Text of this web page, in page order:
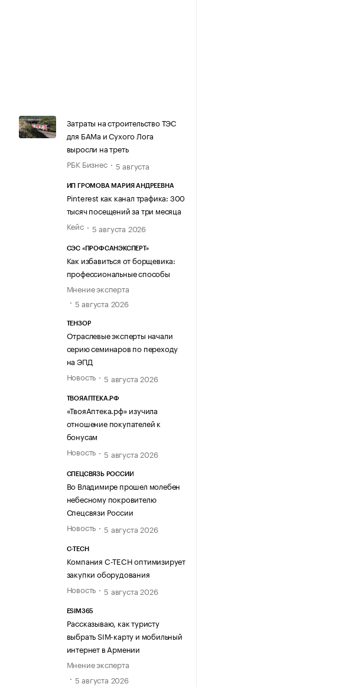
Затраты на строительство ТЭС
для БАМа и Сухого Лога
выросли на треть
РБК Бизнес
5 августа
ИП ГРОМОВА МАРИЯ АНДРЕЕВНА
Pinterest как канал трафика: 300
тысяч посещений за три месяца
Кейс
5 августа 2026
СЭС «ПРОФСАНЭКСПЕРТ»
Как избавиться от борщевика:
профессиональные способы
Мнение эксперта
5 августа 2026
ТЕНЗОР
Отраслевые эксперты начали
серию семинаров по переходу
на ЭПД
Новость
5 августа 2026
ТВОЯАПТЕКА.РФ
«ТвояАптека.рф» изучила
отношение покупателей к
бонусам
Новость
5 августа 2026
СПЕЦСВЯЗЬ РОССИИ
Во Владимире прошел молебен
небесному покровителю
Спецсвязи России
Новость
5 августа 2026
C-TECH
Компания C-TECH оптимизирует
закупки оборудования
Новость
5 августа 2026
ESIM365
Рассказываю, как туристу
выбрать SIM-карту и мобильный
интернет в Армении
Мнение эксперта
5 августа 2026